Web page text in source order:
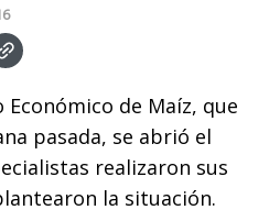
de Maíz, que
pasada, se abrió el
realizaron sus
la situación.